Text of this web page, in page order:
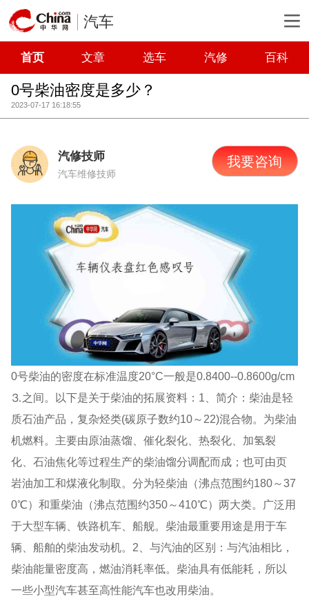
汽车
首页 文章 选车 汽修 百科
0号柴油密度是多少？
2023-07-17 16:18:55
汽修技师
汽车维修技师
我要咨询
0号柴油的密度在标准温度20°C一般是0.8400--0.8600g/cm
⒊之间。以下是关于柴油的拓展资料：1、简介：柴油是轻
质石油产品，复杂烃类(碳原子数约10～22)混合物。为柴油
机燃料。主要由原油蒸馏、催化裂化、热裂化、加氢裂
化、石油焦化等过程生产的柴油馏分调配而成；也可由页
岩油加工和煤液化制取。分为轻柴油（沸点范围约180～37
0℃）和重柴油（沸点范围约350～410℃）两大类。广泛用
于大型车辆、铁路机车、船舰。柴油最重要用途是用于车
辆、船舶的柴油发动机。2、与汽油的区别：与汽油相比，
柴油能量密度高，燃油消耗率低。柴油具有低能耗，所以
一些小型汽车甚至高性能汽车也改用柴油。